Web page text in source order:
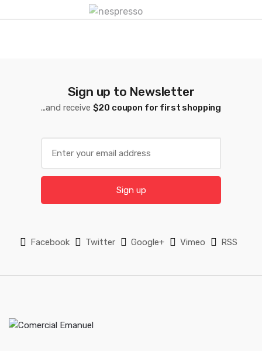
Sign up to Newsletter
...and receive $20 coupon for first shopping
a
l
Sign up
Facebook Twitter Google+ Vimeo RSS